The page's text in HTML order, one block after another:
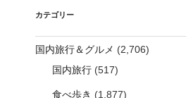
ブ
カテゴリー
国内旅行＆グルメ (2,706)
国内旅行(517)
食べ歩き (1,877)